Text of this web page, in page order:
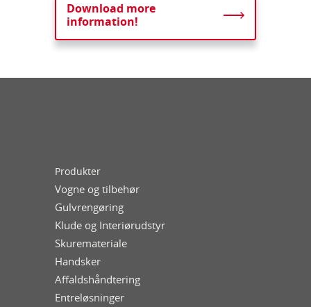
Download more
information!
Produkter
Vogne og tilbehør
Gulvrengøring
Klude og Interiørudstyr
Skuremateriale
Handsker
Affaldshåndtering
Entreløsninger